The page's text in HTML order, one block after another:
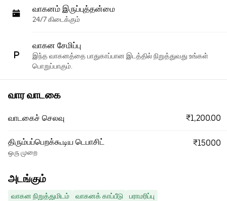
வாகனம் இருப்புத்தன்மை
24/7 கிடைக்கும்
வாகன சேமிப்பு
இந்த வாகனத்தை பாதுகாப்பான இடத்தில் நிறுத்துவது உங்கள்
பொறுப்பாகும்.
வார வாடகை
வாடகைச் செலவு ₹1,200.00
திரும்பப்பெறக்கூடிய டெபாசிட்
ஒரு முறை
₹15000
அடங்கும்
வாகன நிறுத்துமிடம் வாகனக் காப்பீடு
பராமரிப்பு